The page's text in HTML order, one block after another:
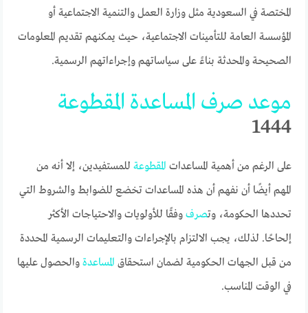
المختصة في السعودية مثل وزارة العمل والتنمية الاجتماعية أو
المؤسسة العامة للتأمينات الاجتماعية، حيث يمكنهم تقديم المعلومات
الصحيحة والمحدثة بناءً على سياساتهم وإجراءاتهم الرسمية.
موعد صرف المساعدة المقطوعة
1444
على الرغم من أهمية المساعدات المقطوعة للمستفيدين، إلا أنه من
المهم أيضًا أن نفهم أن هذه المساعدات تخضع للضوابط والشروط التي
تحددها الحكومة، وتصرف وفقًا للأولويات والاحتياجات الأكثر
إلحاحًا. لذلك، يجب الالتزام بالإجراءات والتعليمات الرسمية المحددة
من قبل الجهات الحكومية لضمان استحقاق المساعدة والحصول عليها
في الوقت المناسب.